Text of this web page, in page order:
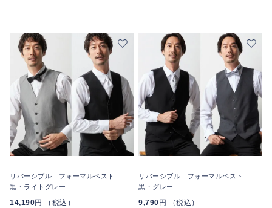
リバーシブル フォーマルベスト
黒・ライトグレー
14,190円 （税込）
リバーシブル フォーマルベスト
黒・グレー
9,790 円 （税込）